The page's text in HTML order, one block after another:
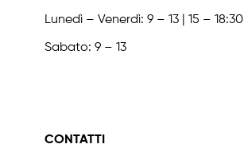
Lunedì – Venerdì: 9 – 13 | 15 – 18:30
Sabato: 9 – 13
CONTATTI